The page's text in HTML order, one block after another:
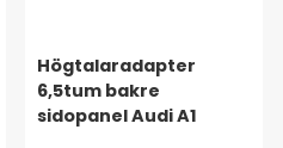
Högtalaradapter
6,5tum bakre
sidopanel Audi A1